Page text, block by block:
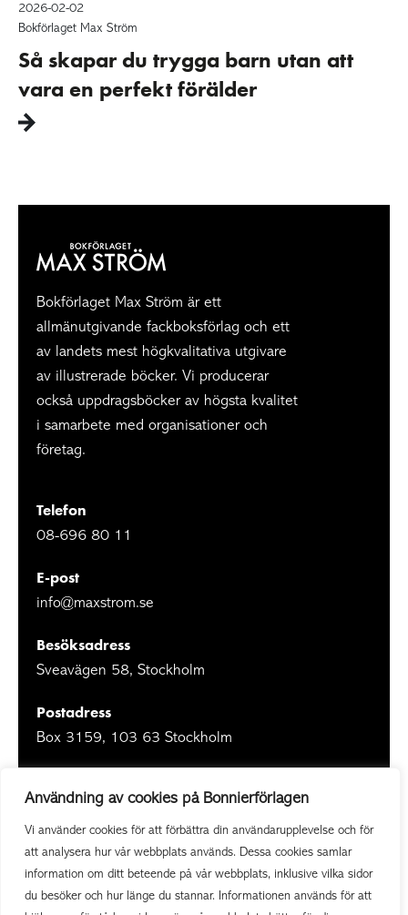
Användning av cookies på Bonnierförlagen
Vi använder cookies för att förbättra din användarupplevelse och för
att analysera hur vår webbplats används. Dessa cookies samlar
information om ditt beteende på vår webbplats, inklusive vilka sidor
du besöker och hur länge du stannar. Informationen används för att
2026-02-02
Bokförlaget Max Ström
Så skapar du trygga barn utan att
vara en perfekt förälder
Bokförlaget Max Ström är ett
allmänutgivande fackboksförlag och ett
av landets mest högkvalitativa utgivare
av illustrerade böcker. Vi producerar
också uppdragsböcker av högsta kvalitet
i samarbete med organisationer och
företag.
Telefon
08-696 80 11
E-post
info@maxstrom.se
Besöksadress
Sveavägen 58, Stockholm
Postadress
Box 3159, 103 63 Stockholm
Om Bonnierförlagen
Cookies
Integritetspolicy